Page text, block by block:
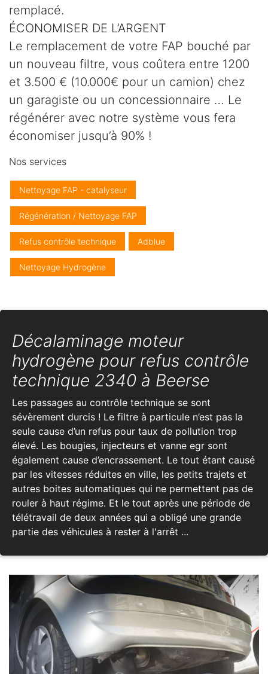
remplacé.
ÉCONOMISER DE L’ARGENT
Le remplacement de votre FAP bouché par
un nouveau filtre, vous coûtera entre 1200
et 3.500 € (10.000€ pour un camion) chez
un garagiste ou un concessionnaire … Le
régénérer avec notre système vous fera
économiser jusqu’à 90% !
Nos services
Nettoyage FAP - catalyseur
Régénération / Nettoyage FAP
Refus contrôle technique Adblue
Nettoyage Hydrogène
Décalaminage moteur
hydrogène pour refus contrôle
technique 2340 à Beerse
Les passages au contrôle technique se sont
sévèrement durcis ! Le filtre à particule n’est pas la
seule cause d’un refus pour taux de pollution trop
élevé. Les bougies, injecteurs et vanne egr sont
également cause d’encrassement. Le tout étant causé
par les vitesses réduites en ville, les petits trajets et
autres boites automatiques qui ne permettent pas de
rouler à haut régime. Et le tout après une période de
télétravail de deux années qui a obligé une grande
partie des véhicules à rester à l'arrêt ...